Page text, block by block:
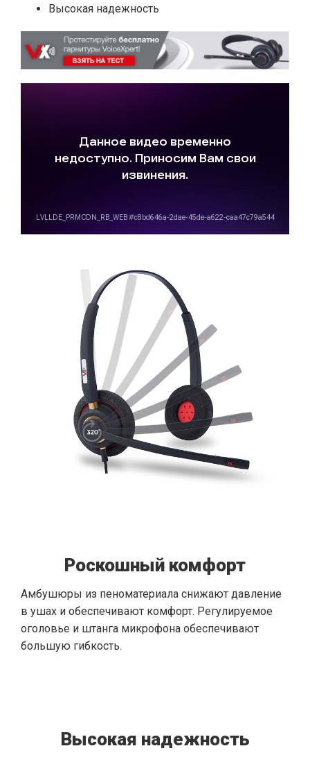
Высокая надежность
Роскошный комфорт
Амбушюры из пеноматериала снижают давление
в ушах и обеспечивают комфорт. Регулируемое
оголовье и штанга микрофона обеспечивают
большую гибкость.
Высокая надежность